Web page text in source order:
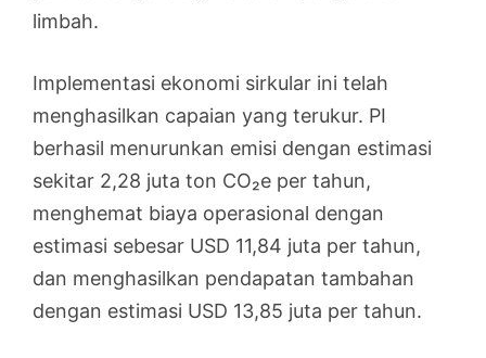
limbah.
Implementasi ekonomi sirkular ini telah
menghasilkan capaian yang terukur. PI
berhasil menurunkan emisi dengan estimasi
sekitar 2,28 juta ton CO₂e per tahun,
menghemat biaya operasional dengan
estimasi sebesar USD 11,84 juta per tahun,
dan menghasilkan pendapatan tambahan
dengan estimasi USD 13,85 juta per tahun.